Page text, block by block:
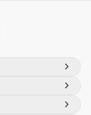
chevron_right
chevron_right
chevron_right